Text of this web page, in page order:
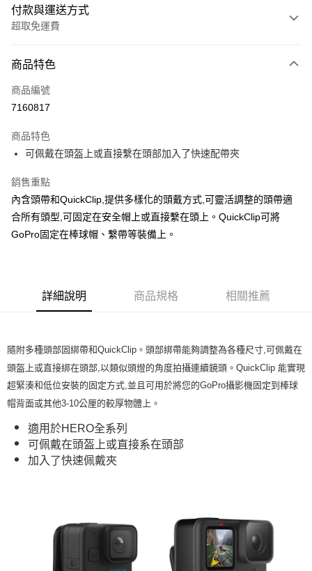
付款與運送方式
超取免運費
信用卡一次付款
信用卡分期付款
合作金庫商業銀行
華南商業銀行
彰化商業銀行
國泰世華商業銀行
臺灣中小企業銀行
台中商業銀行
匯豐（台灣）商業銀行
華泰商業銀行
聯邦商業銀行
遠東國際商業銀行
台灣樂天信用卡公司
6 期 0 利率 每期
華南商業銀行
上海商業儲蓄銀行
台北富邦商業銀行
國泰世華商業銀行
兆豐國際商業銀行
臺灣中小企業銀行
台中商業銀行
匯豐（台灣）商業銀行
華泰商業銀行
台新國際商業銀行
中國信託商業銀行
台灣樂天信用卡公司
LINE Pay
Apple Pay
運送方式
免運費
付款後全家取貨
免運費
免運費
付款後7-11取貨
商品特色
商品編號
7160817
商品特色
可佩戴在頭盔上或直接繫在頭部加入了快速配帶夾
銷售重點
內含頭帶和QuickClip,提供多樣化的頭戴方式,可靈活調整的頭帶適
合所有頭型,可固定在安全帽上或直接繫在頭上。QuickClip可將
GoPro固定在棒球帽、繫帶等裝備上。
詳細說明 商品規格 相關推薦
隨附多種頭部固綁帶和QuickClip。頭部綁帶能夠調整為各種尺寸,可佩戴在
頭盔上或直接綁在頭部,以類似頭燈的角度拍攝連續鏡頭。QuickClip 能實現
超緊湊和低位安裝的固定方式,並且可用於將您的GoPro攝影機固定到棒球
帽背面或其他3-10公厘的較厚物體上。
適用於HERO全系列
可佩戴在頭盔上或直接系在頭部
加入了快速佩戴夾